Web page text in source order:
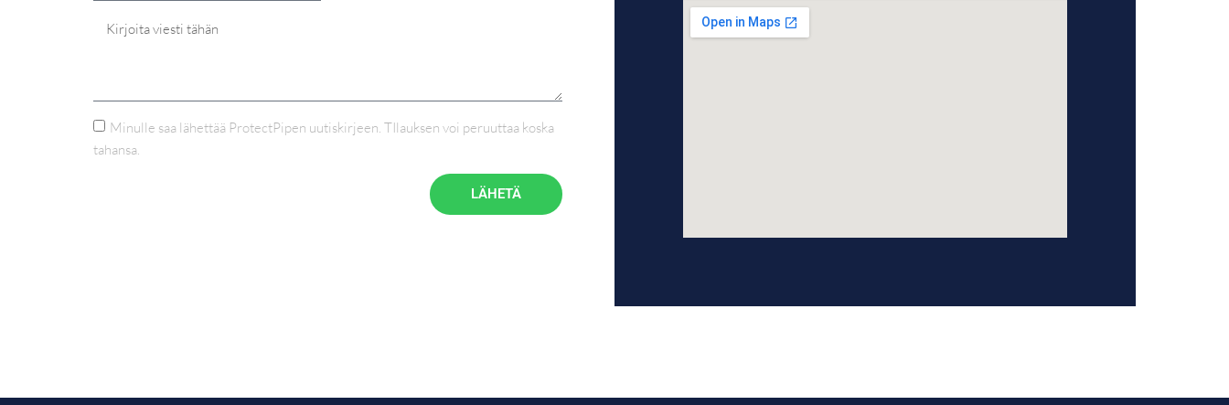
Minulle saa lähettää ProtectPipen uutiskirjeen. TIlauksen voi peruuttaa koska
tahansa.
LÄHETÄ